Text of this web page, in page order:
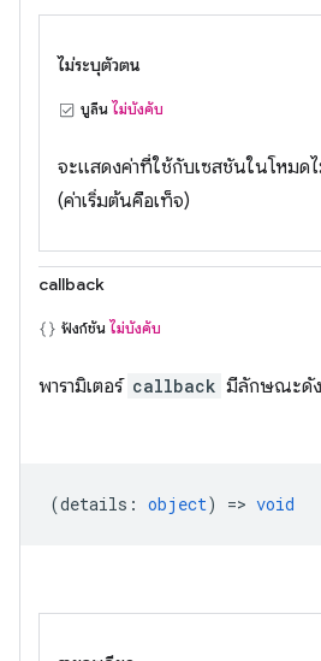
ไม่ระบุตัวตน
บูลีน ไม่บังคับ
จะแสดงค่าที่ใช้กับเซสชันในโหมด
(ค่าเริ่มต้นคือเท็จ)
callback
ฟังก์ชัน ไม่บังคับ
พารามิเตอร์ callback มีลักษณะดั
(details : object) => void